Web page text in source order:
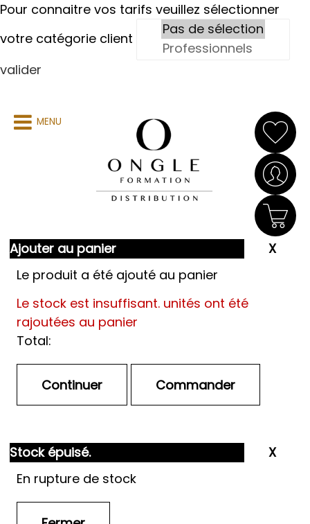
Pour connaitre vos tarifs veuillez sélectionner
votre catégorie client
valider
MENU
Ajouter au panier
Le produit a été ajouté au panier
Le stock est insuffisant. unités ont été
rajoutées au panier
Total:
Stock épuisé.
En rupture de stock